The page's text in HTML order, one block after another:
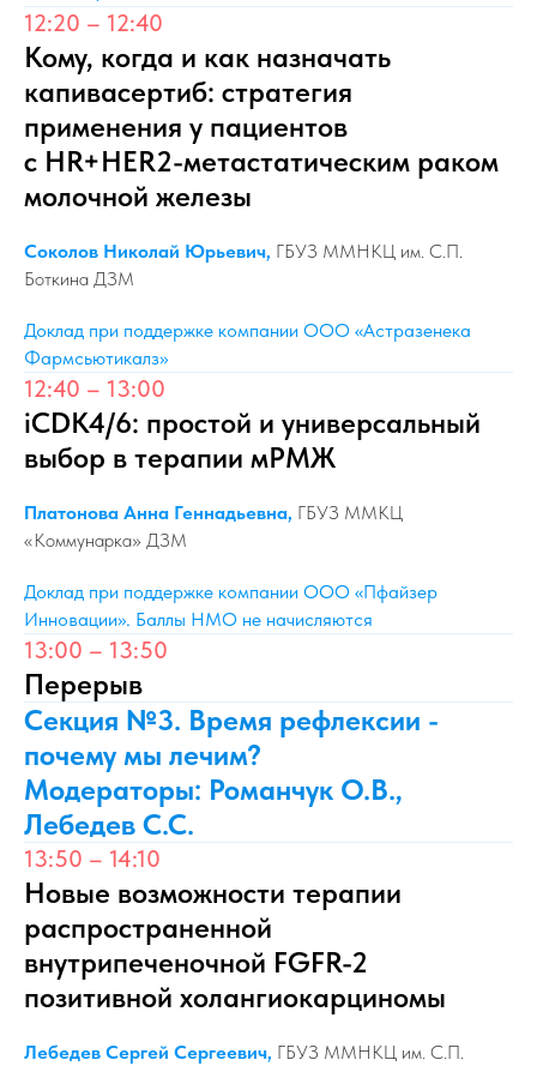
12:20 – 12:40
Кому, когда и как назначать
капивасертиб: стратегия
применения у пациентов
с HR+HER2-метастатическим раком
молочной железы
Соколов Николай Юрьевич, ГБУЗ ММНКЦ им. С.П.
Боткина ДЗМ
Доклад при поддержке компании ООО «Астразенека
Фармсьютикалз»
12:40 – 13:00
iCDK4/6: простой и универсальный
выбор в терапии мРМЖ
Платонова Анна Геннадьевна, ГБУЗ ММКЦ
«Коммунарка» ДЗМ
Доклад при поддержке компании ООО «Пфайзер
Инновации». Баллы НМО не начисляются
13:00 – 13:50
Перерыв
Секция №3. Время рефлексии -
почему мы лечим?
Модераторы: Романчук О.В.,
Лебедев С.С.
13:50 – 14:10
Новые возможности терапии
распространенной
внутрипеченочной FGFR-2
позитивной холангиокарциномы
Лебедев Сергей Сергеевич, ГБУЗ ММНКЦ им. С.П.